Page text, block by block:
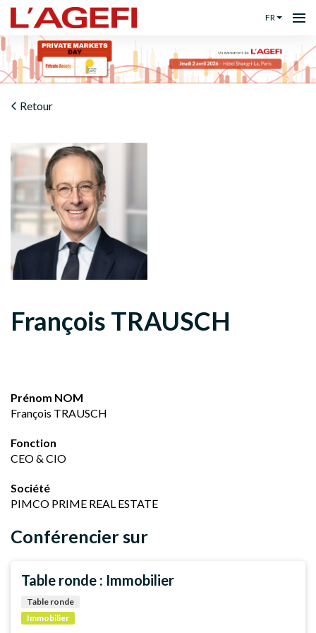
FR
Retour
François TRAUSCH
Prénom NOM
François TRAUSCH
Fonction
CEO & CIO
Société
PIMCO PRIME REAL ESTATE
Conférencier sur
Table ronde : Immobilier
Table ronde
Immobilier